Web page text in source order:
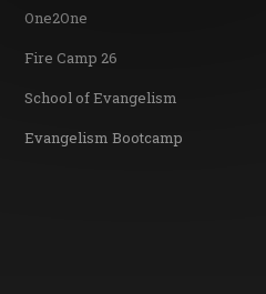
One2One
Fire Camp 26
School of Evangelism
Evangelism Bootcamp